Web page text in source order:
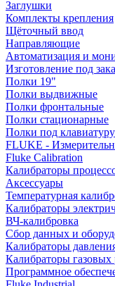
Заглушки
Комплекты крепления
Щёточный ввод
Направляющие
Автоматизация и
Изготовление под
Полки 19"
Полки выдвижные
Полки фронтальные
Полки стационарные
Полки под клавиатуру
FLUKE -
Fluke Calibration
Калибраторы
Аксессуары
Температурная
Калибраторы
ВЧ-калибровка
Сбор данных и
Калибраторы
Калибраторы газовых
Программное